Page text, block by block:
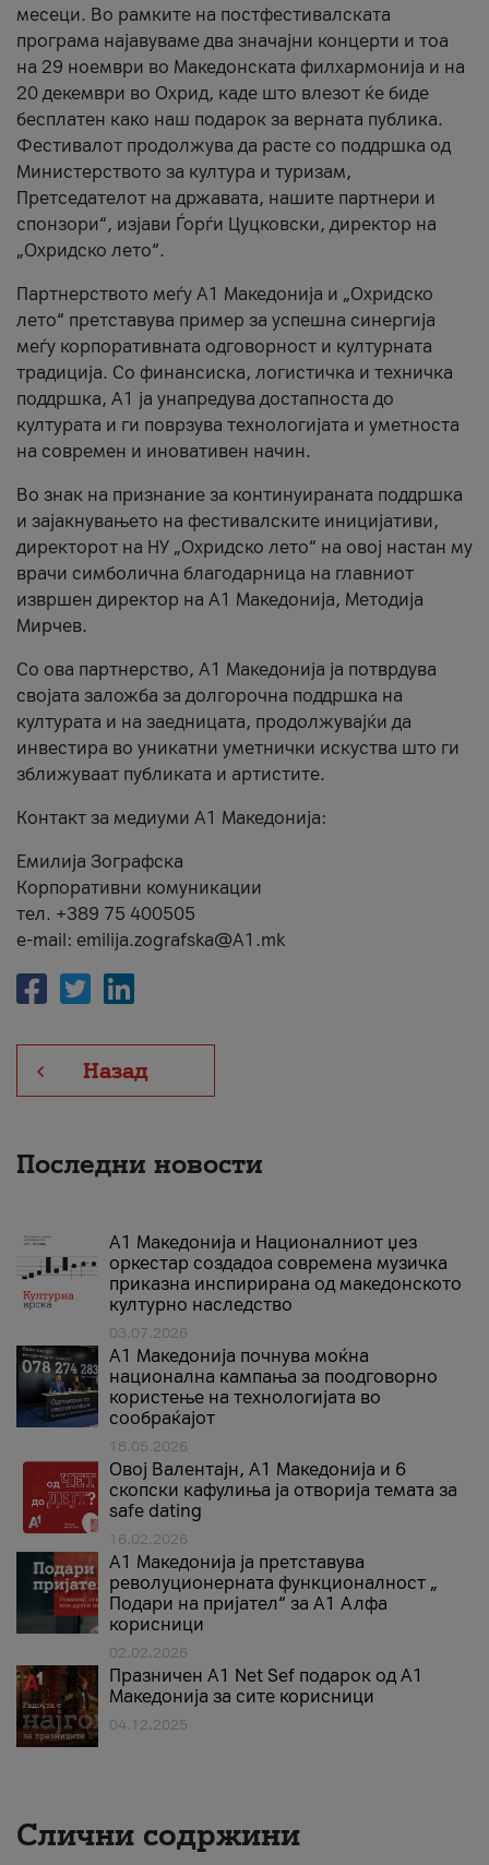
месеци. Во рамките на постфестивалската
програма најавуваме два значајни концерти и тоа
на 29 ноември во Македонската филхармонија и на
20 декември во Охрид, каде што влезот ќе биде
бесплатен како наш подарок за верната публика.
Фестивалот продолжува да расте со поддршка од
Министерството за култура и туризам,
Претседателот на државата, нашите партнери и
спонзори“, изјави Ѓорѓи Цуцковски, директор на
„Охридско лето“.
Партнерството меѓу A1 Македонија и „Охридско
лето“ претставува пример за успешна синергија
меѓу корпоративната одговорност и културната
традиција. Со финансиска, логистичка и техничка
поддршка, A1 ја унапредува достапноста до
културата и ги поврзува технологијата и уметноста
на современ и иновативен начин.
Во знак на признание за континуираната поддршка
и зајакнувањето на фестивалските иницијативи,
директорот на НУ „Охридско лето“ на овој настан му
врачи симболична благодарница на главниот
извршен директор на A1 Македонија, Методија
Мирчев.
Со ова партнерство, A1 Македонија ја потврдува
својата заложба за долгорочна поддршка на
културата и на заедницата, продолжувајќи да
инвестира во уникатни уметнички искуства што ги
зближуваат публиката и артистите.
Контакт за медиуми А1 Македонија:
Емилија Зографска
Корпоративни комуникации
тел. +389 75 400505
e-mail: emilija.zografska@A1.mk
Назад
Последни новости
А1 Македонија и Националниот џез
оркестар создадоа современа музичка
приказна инспирирана од македонското
културно наследство
03.07.2026
A1 Македонија почнува моќна
национална кампања за поодговорно
користење на технологијата во
сообраќајот
18.05.2026
Овој Валентајн, A1 Македонија и 6
скопски кафулиња ја отворија темата за
safe dating
16.02.2026
А1 Македонија ја претставува
револуционерната функционалност „
Подари на пријател“ за А1 Алфа
корисници
02.02.2026
Празничен A1 Net Sеf подарок од А1
Македонија за сите корисници
04.12.2025
Слични содржини